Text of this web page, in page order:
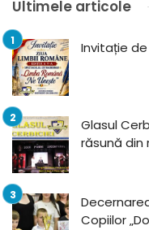
Ultimele articole
Invitație
Glasul
răsună din
Copiilor